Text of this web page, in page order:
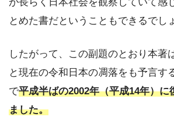
とめた書だということもできるでし
したがって、この副題のとおり本著
と現在の令和日本の凋落をも予言す
で平成半ばの2002年（平成14年）に
ました。